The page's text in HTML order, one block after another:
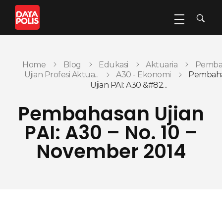
Data Polis
Sumber Media Perasuransian dan Manajemen Risiko
Home Blog Edukasi Aktuaria
Ujian Profesi Aktua...
A30 - Ekonomi
Ujian PAI: A30 &#82...
Pembahasan Ujian
PAI: A30 – No. 10 –
November 2014